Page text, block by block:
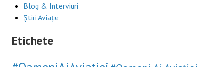
Blog & Interviuri
Știri Aviație
Etichete